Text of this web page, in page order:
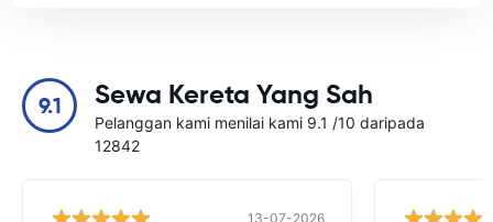
9.1 Sewa Kereta Yang Sah
Pelanggan kami menilai kami 9.1 /10 daripada
12842
13-07-2026